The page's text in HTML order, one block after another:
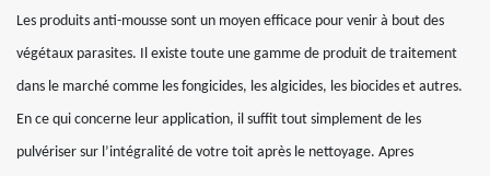
Les produits anti-mousse sont un moyen efficace pour venir à bout des
végétaux parasites. Il existe toute une gamme de produit de traitement
dans le marché comme les fongicides, les algicides, les biocides et autres.
En ce qui concerne leur application, il suffit tout simplement de les
pulvériser sur l’intégralité de votre toit après le nettoyage. Apres